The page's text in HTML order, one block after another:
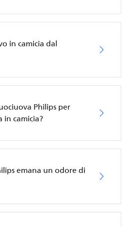
in camicia dal
Philips per
in camicia?
emana un odore di